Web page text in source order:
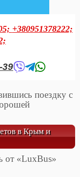
+380951378222;
39
поездку с
в Крым и
от «LuxBus»